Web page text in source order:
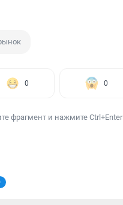
0 0
фрагмент и нажмите Ctrl+Enter